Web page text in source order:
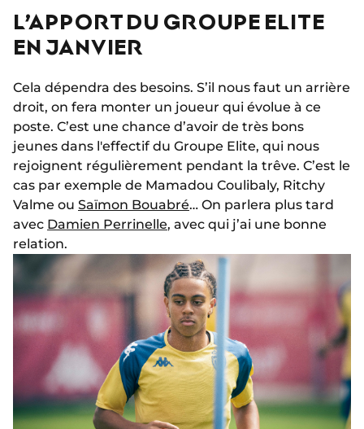
L’APPORT DU GROUPE ELITE
EN JANVIER
Cela dépendra des besoins. S’il nous faut un arrière
droit, on fera monter un joueur qui évolue à ce
poste. C’est une chance d’avoir de très bons
jeunes dans l'effectif du Groupe Elite, qui nous
rejoignent régulièrement pendant la trêve. C’est le
cas par exemple de Mamadou Coulibaly, Ritchy
Valme ou Saïmon Bouabré… On parlera plus tard
avec Damien Perrinelle, avec qui j’ai une bonne
relation.